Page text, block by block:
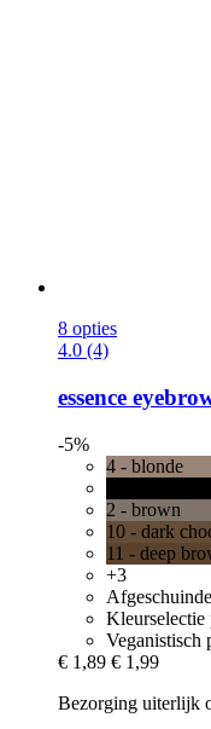
8 opties
4.0 (4)
essence
-5%
4 - blonde
2 - brown
10 - dark
11 - deep
+3
Kleurselectie
Veganistisch
€ 1,89 € 1,99
Bezorging uiterlijk